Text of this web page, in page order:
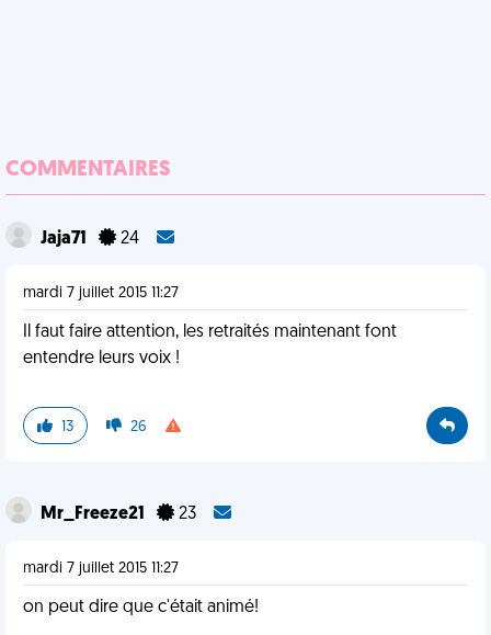
COMMENTAIRES
Jaja71 24
mardi 7 juillet 2015 11:27
Il faut faire attention, les retraités maintenant font
entendre leurs voix !
13 26
Mr_Freeze21 23
mardi 7 juillet 2015 11:27
on peut dire que c'était animé!